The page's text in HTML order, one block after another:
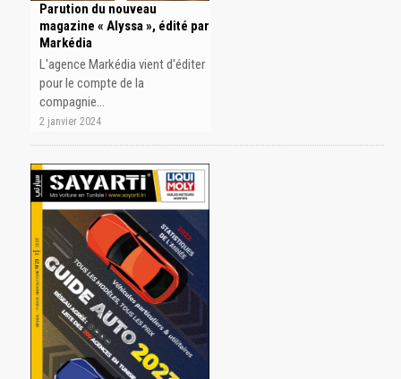
Parution du nouveau
magazine « Alyssa », édité par
Markédia
L'agence Markédia vient d'éditer
pour le compte de la
compagnie…
2 janvier 2024